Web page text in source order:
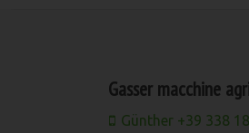
Gasser macchine
Günther +39 338